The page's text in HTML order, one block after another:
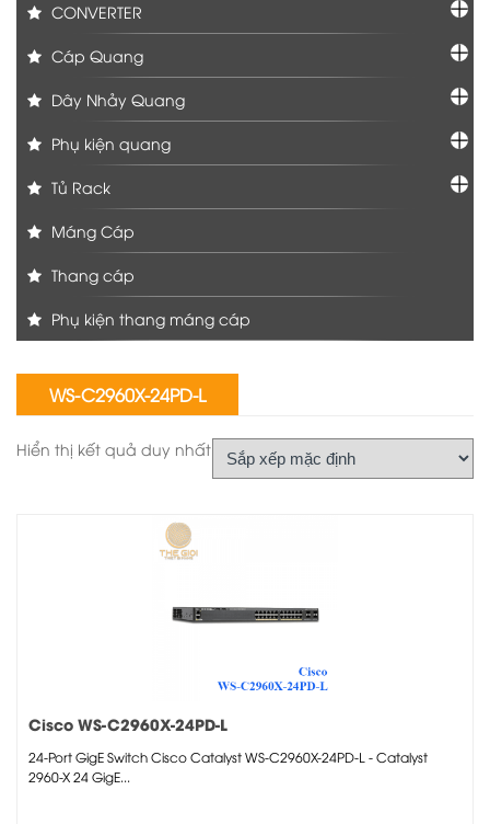
CONVERTER
Cáp Quang
Dây Nhảy Quang
Phụ kiện quang
Tủ Rack
Máng Cáp
Thang cáp
Phụ kiện thang máng cáp
WS-C2960X-24PD-L
Hiển thị kết quả duy nhất
Cisco WS-C2960X-24PD-L
24-Port GigE Switch Cisco Catalyst WS-C2960X-24PD-L - Catalyst
2960-X 24 GigE...